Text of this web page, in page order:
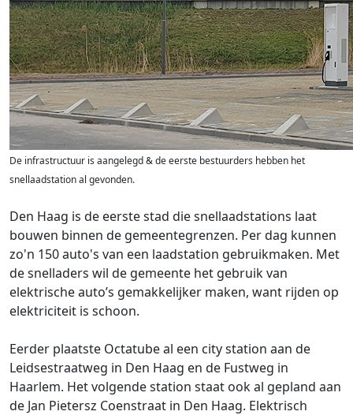
De infrastructuur is aangelegd & de eerste bestuurders hebben het
snellaadstation al gevonden.
Den Haag is de eerste stad die snellaadstations laat
bouwen binnen de gemeentegrenzen. Per dag kunnen
zo'n 150 auto's van een laadstation gebruikmaken. Met
de snelladers wil de gemeente het gebruik van
elektrische auto’s gemakkelijker maken, want rijden op
elektriciteit is schoon.
Eerder plaatste Octatube al een city station aan de
Leidsestraatweg in Den Haag en de Fustweg in
Haarlem. Het volgende station staat ook al gepland aan
de Jan Pietersz Coenstraat in Den Haag. Elektrisch